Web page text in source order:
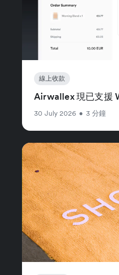
線上收款
Airwallex 現已支援
30 July 2026 • 3 分鐘